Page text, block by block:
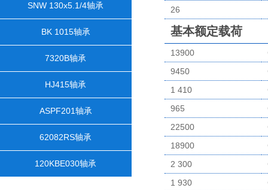
SNW 130x5.1/4轴承
BK 1015轴承
7320B轴承
HJ415轴承
ASPF201轴承
62082RS轴承
120KBE030轴承
26
基本额定载荷
13900
9450
1 410
965
22500
18900
2 300
1 930